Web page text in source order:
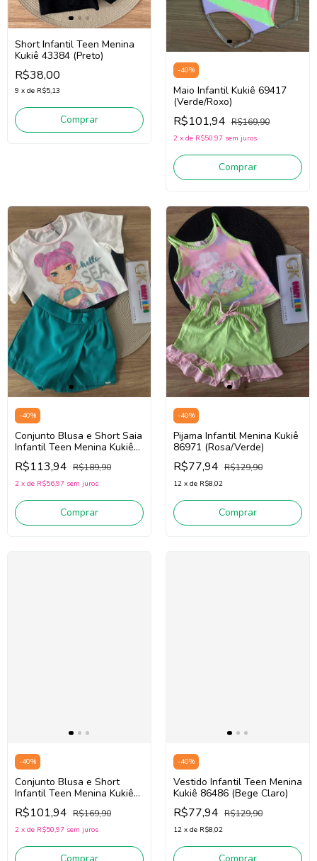
Short Infantil Teen Menina
Kukiê 43384 (Preto)
R$38,00
9 x de R$5,13
Comprar
-40%
Maio Infantil Kukiê 69417
(Verde/Roxo)
R$101,94 R$169,90
2 x de R$50,97 sem juros
Comprar
-40%
Conjunto Blusa e Short Saia
Infantil Teen Menina Kukiê
88341 (Off White/Verde)
R$113,94 R$189,90
2 x de R$56,97 sem juros
Comprar
-40%
Pijama Infantil Menina Kukiê
86971 (Rosa/Verde)
R$77,94 R$129,90
12 x de R$8,02
Comprar
-40%
Conjunto Blusa e Short
Infantil Teen Menina Kukiê
87654 (Rosa/Roxo)
R$101,94 R$169,90
2 x de R$50,97 sem juros
Comprar
-40%
Vestido Infantil Teen Menina
Kukiê 86486 (Bege Claro)
R$77,94 R$129,90
12 x de R$8,02
Comprar